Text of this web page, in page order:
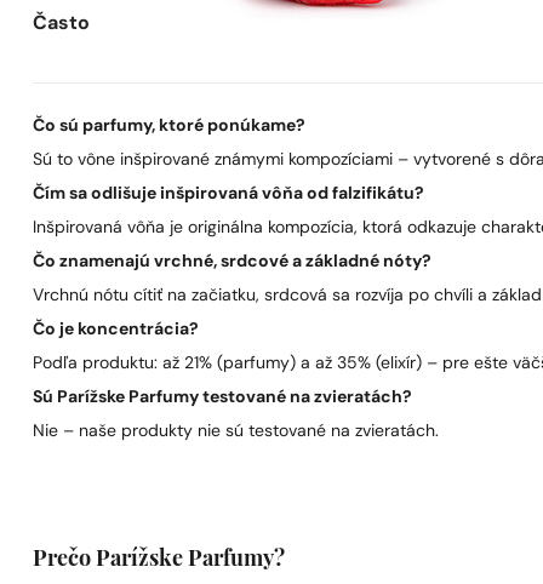
Často kladené otázky
Čo sú parfumy, ktoré ponúkame?
Sú to vône inšpirované známymi kompozíciami – vytvorené s
Čím sa odlišuje inšpirovaná vôňa od falzifikátu?
Inšpirovaná vôňa je originálna kompozícia, ktorá odkazuje
Čo znamenajú vrchné, srdcové a základné nóty?
Vrchnú nótu cítiť na začiatku, srdcová sa rozvíja po chvíli a
Čo je koncentrácia?
Podľa produktu: až 21% (parfumy) a až 35% (elixír) – pre ešte
Sú Parížske Parfumy testované na zvieratách?
Nie – naše produkty nie sú testované na zvieratách.
Prečo Parížske Parfumy?